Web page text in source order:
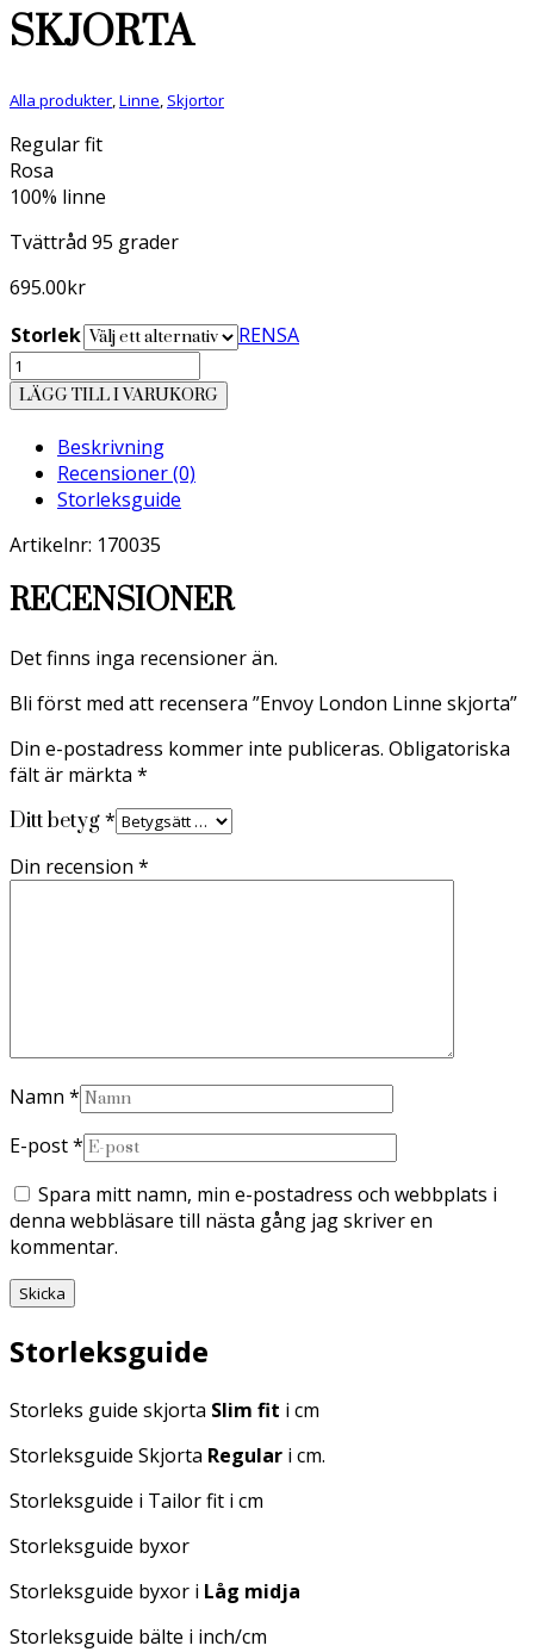
SKJORTA
Alla produkter,Linne,Skjortor
Regular fit
Rosa
100% linne
Tvättråd 95 grader
695.00kr
Storlek
RENSA
Envoy
London
Linne
skjorta
mängd
LÄGG TILL I VARUKORG
Beskrivning
Recensioner (0)
Storleksguide
Artikelnr: 170035
RECENSIONER
Det finns inga recensioner än.
Bli först med att recensera ”Envoy London Linne skjorta”
Din e-postadress kommer inte publiceras. Obligatoriska
fält är märkta *
Ditt betyg*
Din recension *
Namn *
E-post*
Spara mitt namn, min e-postadress och webbplats i
denna webbläsare till nästa gång jag skriver en
kommentar.
Storleksguide
Storleks guide skjorta Slim fit i cm
Storleksguide Skjorta Regular i cm.
Storleksguide i Tailor fit i cm
Storleksguide byxor
Storleksguide byxor i Låg midja
Storleksguide bälte i inch/cm